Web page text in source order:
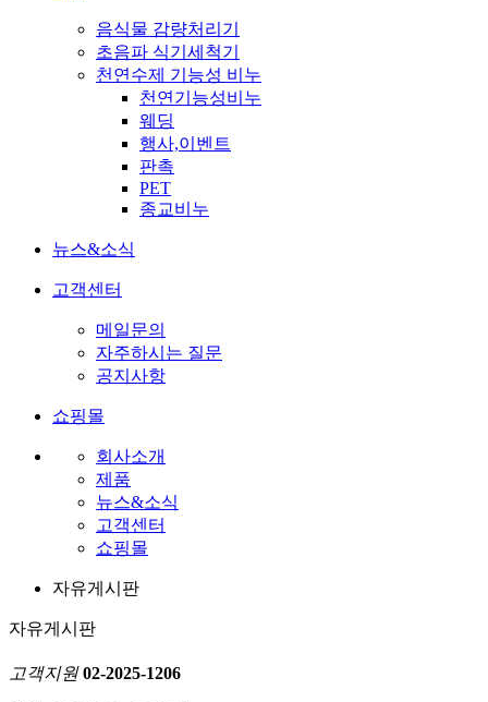
음식물 감량처리기
초음파 식기세척기
천연수제 기능성 비누
천연기능성비누
웨딩
행사,이벤트
판촉
PET
종교비누
뉴스&소식
고객센터
메일문의
자주하시는 질문
공지사항
쇼핑몰
회사소개
제품
뉴스&소식
고객센터
쇼핑몰
자유게시판
자유게시판
고객지원 02-2025-1206